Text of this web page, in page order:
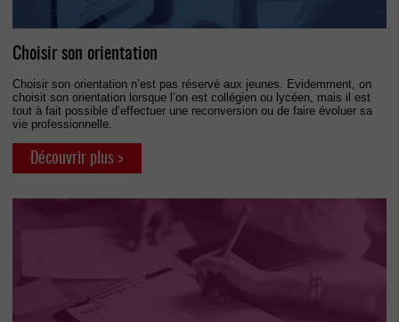
Choisir son orientation
Choisir son orientation n’est pas réservé aux jeunes. Evidemment, on
choisit son orientation lorsque l’on est collégien ou lycéen, mais il est
tout à fait possible d’effectuer une reconversion ou de faire évoluer sa
vie professionnelle.
Découvrir plus >